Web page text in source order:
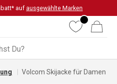
auf ausgewählte Marken
WunschlisteWarenkorb
Volcom Skijacke für Damen